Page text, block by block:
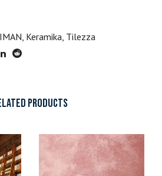
, Keramika, Tilezza
PRODUCTS